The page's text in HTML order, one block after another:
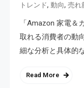
トレンド, 動向, 売れ
「Amazon 家電＆
取れる消費者の動
細な分析と具体的
Read More